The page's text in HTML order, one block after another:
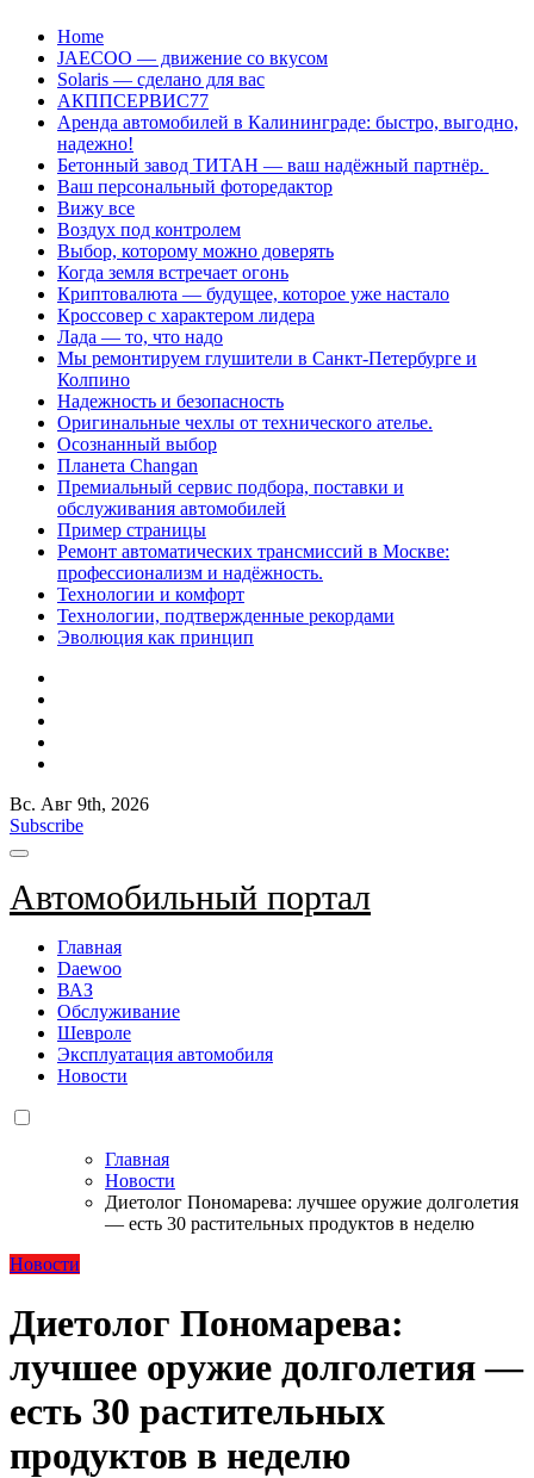
Перейти
содержанию
Home
JAECOO — движение со вкусом
Solaris — сделано для вас
АКППСЕРВИС77
Аренда автомобилей в Калининграде: быстро, выгодно,
надежно!
Бетонный завод ТИТАН — ваш надёжный партнёр.
Ваш персональный фоторедактор
Вижу все
Воздух под контролем
Выбор, которому можно доверять
Когда земля встречает огонь
Криптовалюта — будущее, которое уже настало
Кроссовер с характером лидера
Лада — то, что надо
Мы ремонтируем глушители в Санкт-Петербурге и
Колпино
Надежность и безопасность
Оригинальные чехлы от технического ателье.
Осознанный выбор
Планета Changan
Премиальный сервис подбора, поставки и
обслуживания автомобилей
Пример страницы
Ремонт автоматических трансмиссий в Москве:
профессионализм и надёжность.
Технологии и комфорт
Технологии, подтвержденные рекордами
Эволюция как принцип
Вс. Авг 9th, 2026
Subscribe
Автомобильный портал
Главная
Daewoo
ВАЗ
Обслуживание
Шевроле
Эксплуатация автомобиля
Новости
Главная
Новости
Диетолог Пономарева: лучшее оружие долголетия
— есть 30 растительных продуктов в неделю
Новости
Диетолог Пономарева:
лучшее оружие долголетия —
есть 30 растительных
продуктов в неделю